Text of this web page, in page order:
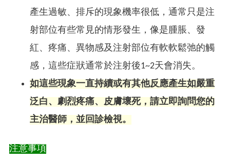
產生過敏、排斥的現象機率很低，通常只是注
射部位有些常見的情形發生，像是腫脹、發
紅、疼痛、異物感及注射部位有軟軟鬆弛的觸
感，這些症狀通常於注射後1~2天會消失。
如這些現象一直持續或有其他反應產生如嚴重
泛白、劇烈疼痛、皮膚壞死，請立即詢問您的
主治醫師，並回診檢視。
注意事項